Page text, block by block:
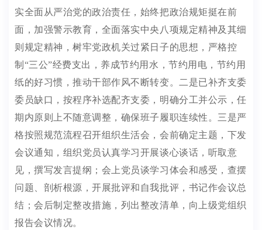
实全面从严治党的政治责任，始终把政治规矩挺在前
面，加强警示教育，全面落实中央八项规定精神及其细
则规定精神，树牢党政机关过紧日子的思想，严格控
制 “三公”经费支出，养成节约用水，节约用电，节约用
纸的好习惯，推动干部作风不断转变。二是已补齐支委
委员缺口，按程序补选配齐支委，明确分工并公示，任
期内原则上不随意调整，确保班子履职连续性。三是严
格按照规范流程召开组织生活会，会前确定主题，下发
会议通知，组织党员认真学习开展谈心谈话，听取意
见，撰写发言提纲；会上党员谈学习体会和感受，查摆
问题、剖析根源，开展批评和自我批评，书记作会议总
结；会后制定整改措施，列出整改清单，向上级党组织
报告会议情况。